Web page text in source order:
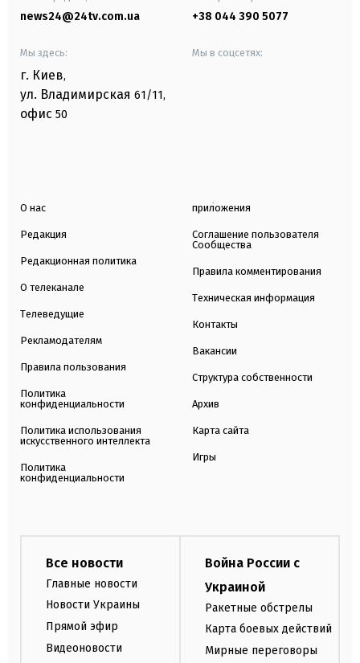
news24@24tv.com.ua +38 044 390 5077
Мы здесь:
г. Киев,
ул. Владимирская 61/11,
офис 50
Мы в соцсетях:
О нас
Редакция
Редакционная политика
О телеканале
Телеведущие
Рекламодателям
Правила пользования
Политика
конфиденциальности
Политика использования
искусственного интеллекта
Политика
конфиденциальности
приложения
Соглашение пользователя
Сообщества
Правила комментирования
Техническая информация
Контакты
Вакансии
Структура собственности
Архив
Карта сайта
Игры
Все новости
Главные новости
Новости Украины
Прямой эфир
Видеоновости
Война России с
Украиной
Ракетные обстрелы
Карта боевых действий
Мирные переговоры